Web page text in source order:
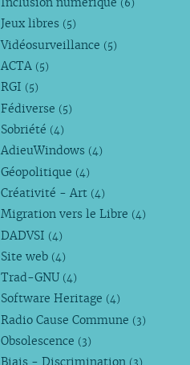
(6)
Jeux libres (5)
Vidéosurveillance (5)
ACTA (5)
RGI (5)
Fédiverse (5)
Sobriété (4)
AdieuWindows (4)
Géopolitique (4)
Créativité - Art (4)
Migration vers le Libre (4)
DADVSI (4)
Site web (4)
Trad-GNU (4)
Software Heritage (4)
Radio Cause Commune (3)
Obsolescence (3)
Biais - Discrimination (3)